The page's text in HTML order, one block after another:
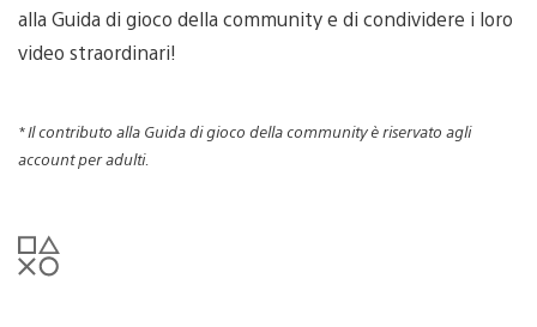
alla Guida di gioco della community e di condividere i loro
video straordinari!
*Il contributo alla Guida di gioco della community è riservato agli
account per adulti.